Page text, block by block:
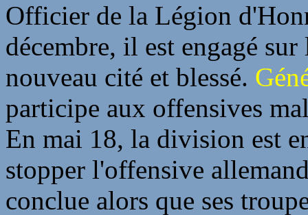
Officier de la Légion
décembre, il est engagé
nouveau cité et blessé.
participe aux offensives
En mai 18, la division est
stopper l'offensive
conclue alors que ses